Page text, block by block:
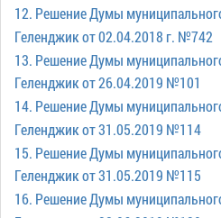
безопасность
Инициативное
бюджетирование
Инвестиционная
привлекательность
Фотогалерея
МСП
Участие
в
программах
Проектная
деятельность
12. Решение Думы
Геленджик от 02.04.2018 г. №742
13. Решение Думы
Геленджик от 26.04.2019 №101
14. Решение Думы
Геленджик от 31.05.2019 №114
15. Решение Думы
Геленджик от 31.05.2019 №115
16. Решение Думы